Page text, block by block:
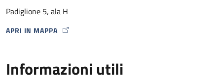
Padiglione 5, ala H
APRI IN MAPPA
MAP ICON
Informazioni utili